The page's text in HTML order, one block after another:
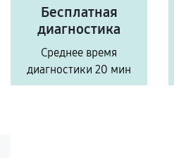
Бесплатная
диагностика
Среднее время
диагностики 20 мин